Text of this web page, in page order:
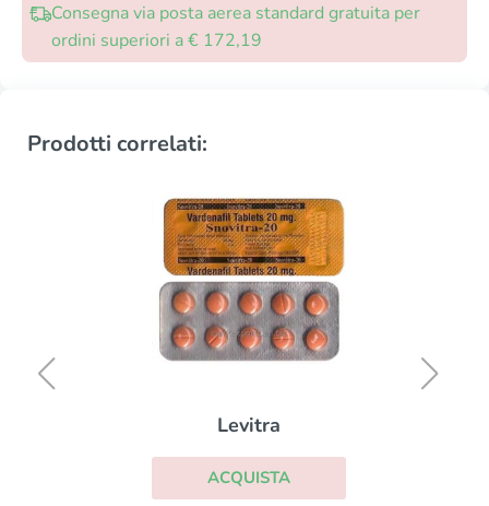
Consegna via posta aerea standard gratuita per
ordini superiori a € 172,19
Prodotti correlati:
Levitra
ACQUISTA